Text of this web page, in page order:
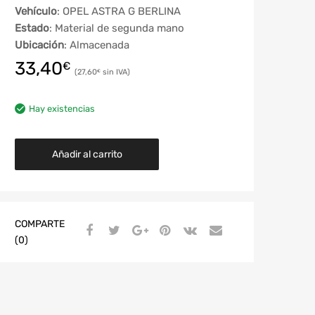
Vehículo: OPEL ASTRA G BERLINA
Estado: Material de segunda mano
Ubicación: Almacenada
33,40€ 27,60€
Hay existencias
Añadir al carrito
COMPARTE
(0)